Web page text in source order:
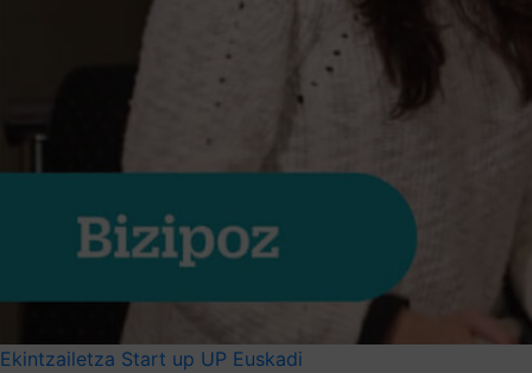
Ekintzailetza Start up UP Euskadi